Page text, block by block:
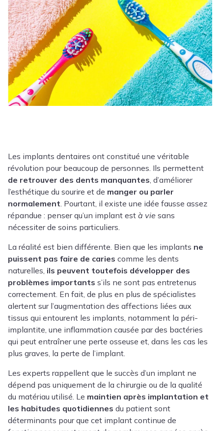
Les implants dentaires ont constitué une véritable
révolution pour beaucoup de personnes. Ils permettent
de retrouver des dents manquantes , d’améliorer
l’esthétique du sourire et de manger ou parler
normalement Pourtant, il existe une idée fausse assez
répandue : penser qu’un implant est à vie sans
nécessiter de soins particuliers.
La réalité est bien différente. Bien que les implants ne
puissent pas faire de caries comme les dents
naturelles, ils peuvent toutefois développer des
problèmes importants s’ils ne sont pas entretenus
correctement. En fait, de plus en plus de spécialistes
alertent sur l’augmentation des affections liées aux
tissus qui entourent les implants, notamment la péri-
implantite , une inflammation causée par des bactéries
qui peut entraîner une perte osseuse et, dans les cas les
plus graves, la perte de l’implant.
Les experts rappellent que le succès d’un implant ne
dépend pas uniquement de la chirurgie ou de la qualité
du matériau utilisé. Le maintien après implantation et
les habitudes quotidiennes du patient sont
déterminants pour que cet implant continue de